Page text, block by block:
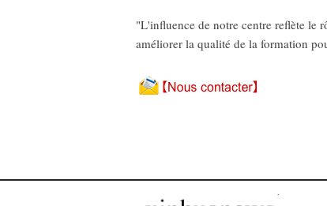
"L'influence de notre centre reflète le
améliorer la qualité de la formation